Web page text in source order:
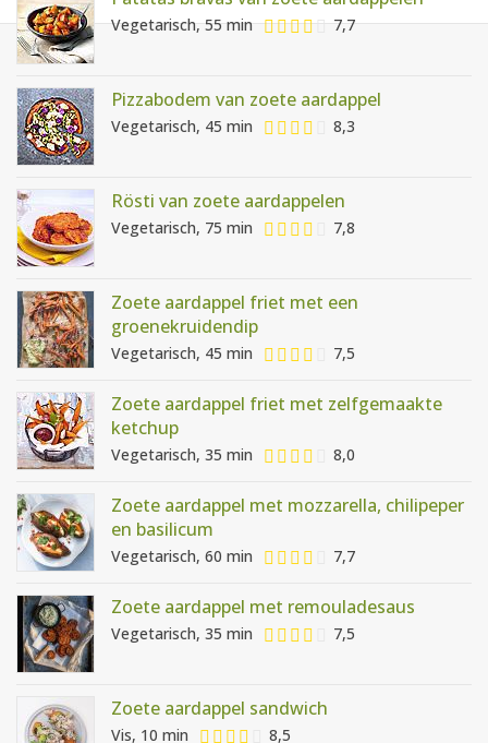
AANMELDEN
RECEPTEN
WEEKMENU'S
Vegetarisch, 55 min 7,7
Pizzabodem van zoete aardappel
Vegetarisch, 45 min 8,3
Rösti van zoete aardappelen
Vegetarisch, 75 min 7,8
Zoete aardappel friet met een
groenekruidendip
Vegetarisch, 45 min 7,5
Zoete aardappel friet met zelfgemaakte
ketchup
Vegetarisch, 35 min 8,0
Zoete aardappel met mozzarella, chilipeper
en basilicum
Vegetarisch, 60 min 7,7
Zoete aardappel met remouladesaus
Vegetarisch, 35 min 7,5
Zoete aardappel sandwich
Vis, 10 min 8,5